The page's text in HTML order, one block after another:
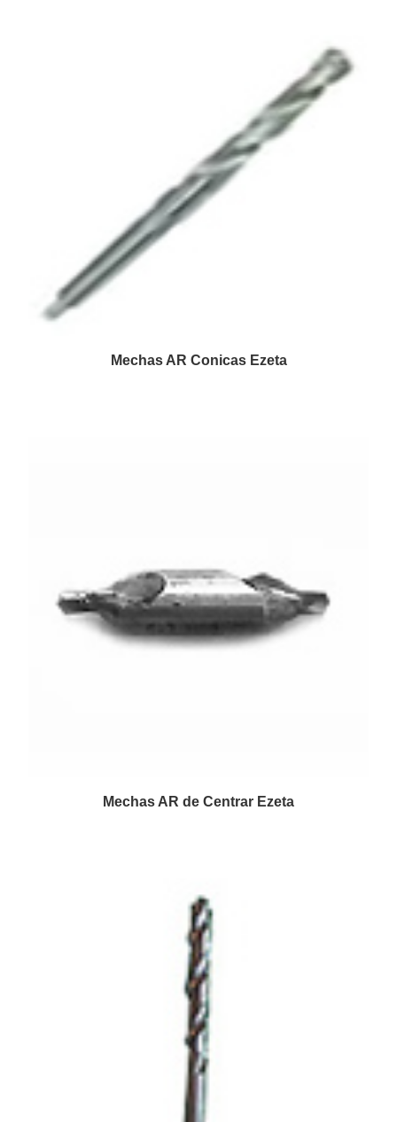
Mechas AR Conicas Ezeta
Mechas AR de Centrar Ezeta